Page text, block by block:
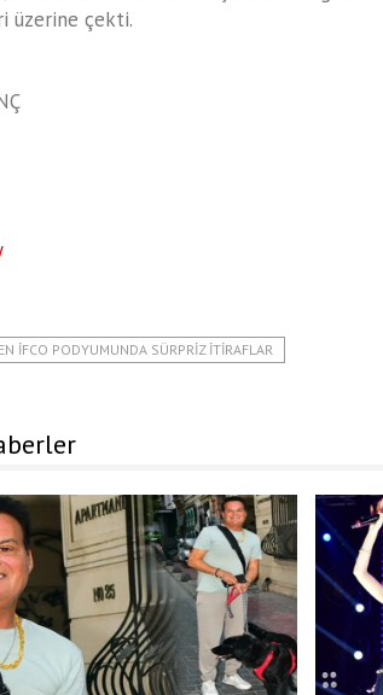
üzerine çekti.
İFCO PODYUMUNDA SÜRPRIZ İTIRAFLAR